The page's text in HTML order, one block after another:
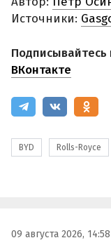
Источники:
Подписывайтесь
ВКонтакте
BYD Rolls-Royce
09 августа 2026, 14:58